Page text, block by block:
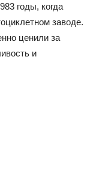
годы, когда
заводе.
ценили за
и